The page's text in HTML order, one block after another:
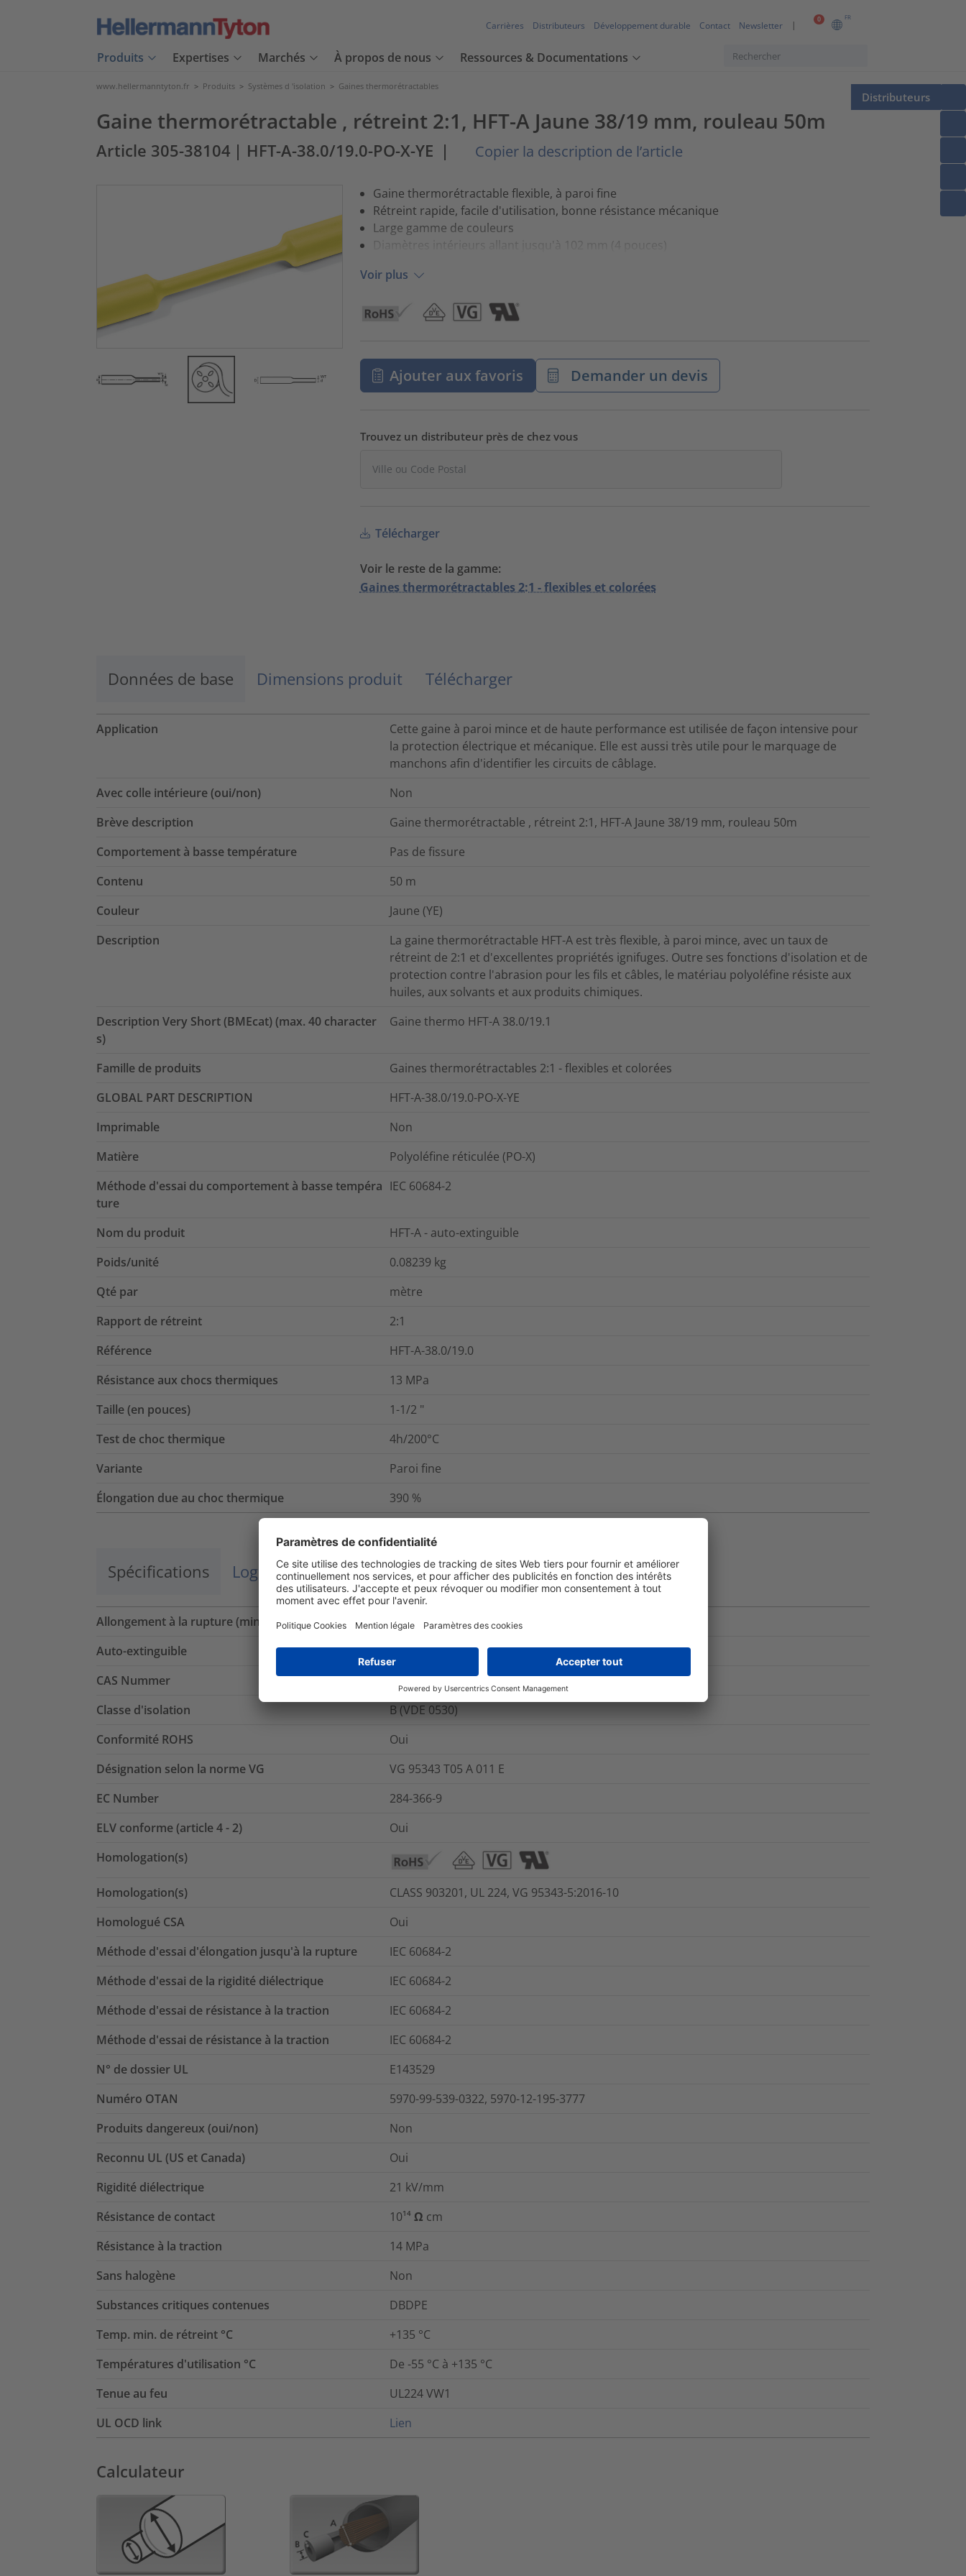
0 FR
Carrières Distributeurs Développement durable Contact Newsletter
Produits Expertises Marchés À propos de nous Ressources & Documentations
Distributeurs
www.hellermanntyton.fr > Produits > Systèmes d 'isolation > Gaines thermorétractables
Gaine thermorétractable , rétreint 2:1, HFT-A Jaune 38/19 mm, rouleau 50m
Article 305-38104 | HFT-A-38.0/19.0-PO-X-YE | Copier la description de l’article
Gaine thermorétractable flexible, à paroi fine
Rétreint rapide, facile d'utilisation, bonne résistance mécanique
Large gamme de couleurs
Diamètres intérieurs allant jusqu'à 102 mm (4 pouces)
Voir plus
Ajouter aux favoris Demander un devis
Trouvez un distributeur près de chez vous
Télécharger
Voir le reste de la gamme:
Gaines thermorétractables 2:1 - flexibles et colorées
Données de base Dimensions produit Télécharger
Application
Cette gaine à paroi mince et de haute performance est utilisée de façon intensive pour
la protection électrique et mécanique. Elle est aussi très utile pour le marquage de
manchons afin d'identifier les circuits de câblage.
Avec colle intérieure (oui/non)
Non
Brève description
Gaine thermorétractable , rétreint 2:1, HFT-A Jaune 38/19 mm, rouleau 50m
Comportement à basse température
Pas de fissure
Contenu
50 m
Couleur
Jaune (YE)
Description
La gaine thermorétractable HFT-A est très flexible, à paroi mince, avec un taux de
rétreint de 2:1 et d'excellentes propriétés ignifuges. Outre ses fonctions d'isolation et de
protection contre l'abrasion pour les fils et câbles, le matériau polyoléfine résiste aux
huiles, aux solvants et aux produits chimiques.
Description Very Short (BMEcat) (max. 40 character
s)
Gaine thermo HFT-A 38.0/19.1
Famille de produits
Gaines thermorétractables 2:1 - flexibles et colorées
GLOBAL PART DESCRIPTION
HFT-A-38.0/19.0-PO-X-YE
Imprimable
Non
Matière
Polyoléfine réticulée (PO-X)
Méthode d'essai du comportement à basse tempéra
ture
IEC 60684-2
Nom du produit
HFT-A - auto-extinguible
Poids/unité
0.08239 kg
Qté par
mètre
Rapport de rétreint
2:1
Référence
HFT-A-38.0/19.0
Résistance aux chocs thermiques
13 MPa
Taille (en pouces)
1-1/2 "
Test de choc thermique
4h/200°C
Variante
Paroi fine
Élongation due au choc thermique
390 %
Spécifications Logistique et emballage Pour plus d'information
Allongement à la rupture (min.) 400%
Auto-extinguible
Oui
CAS Nummer
84852-53-9
Classe d'isolation
B (VDE 0530)
Conformité ROHS
Oui
Désignation selon la norme VG
VG 95343 T05 A 011 E
EC Number
284-366-9
ELV conforme (article 4 - 2)
Oui
Homologation(s)
Homologation(s)
CLASS 903201, UL 224, VG 95343-5:2016-10
Homologué CSA
Oui
Méthode d'essai d'élongation jusqu'à la rupture
IEC 60684-2
Méthode d'essai de la rigidité diélectrique
IEC 60684-2
Méthode d'essai de résistance à la traction
IEC 60684-2
Méthode d'essai de résistance à la traction
IEC 60684-2
N° de dossier UL
E143529
Numéro OTAN
5970-99-539-0322, 5970-12-195-3777
Produits dangereux (oui/non)
Non
Reconnu UL (US et Canada)
Oui
Rigidité diélectrique
21 kV/mm
Résistance de contact
10¹⁴ Ω cm
Résistance à la traction
14 MPa
Sans halogène
Non
Substances critiques contenues
DBDPE
Temp. min. de rétreint °C
+135 °C
Températures d'utilisation °C
De -55 °C à +135 °C
Tenue au feu
UL224 VW1
UL OCD link
Lien
Calculateur